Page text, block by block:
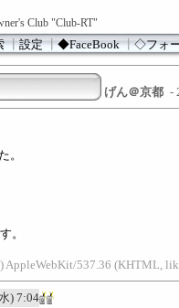
Club "Club-RT"
┃設定┃◆FaceBook┃◇フォ
げん＠京都 -
。
。
537.36 (KHTML,
) 7:04